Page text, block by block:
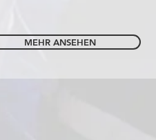
MEHR ANSEHEN